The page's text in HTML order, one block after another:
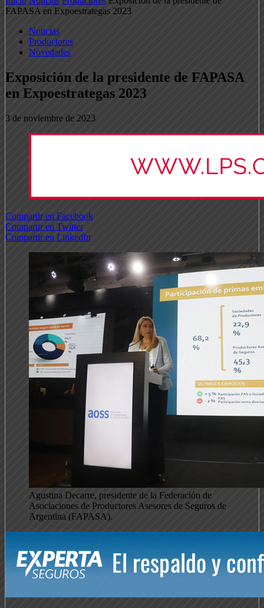
FAPASA en Expoestrategas 2023
Noticias
Productores
Novedades
Exposición de la presidente de FAPASA
en Expoestrategas 2023
3 de noviembre de 2023
Compartir en Facebook
Compartir en Twitter
Compartir en LinkedIn
Agustina Decarre, presidente de la Federación de
Asociaciones de Productores Asesores de Seguros de
Argentina (FAPASA).